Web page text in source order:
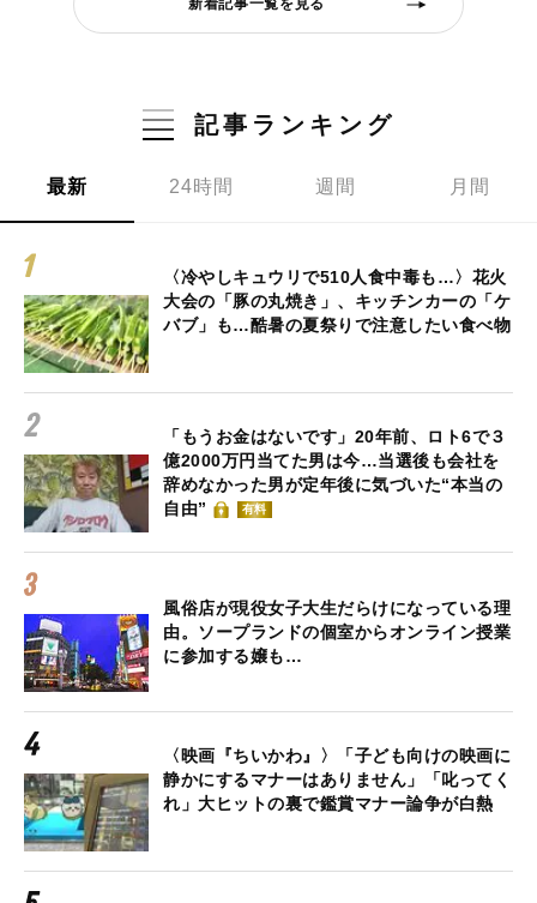
新着記事一覧を見る
記事ランキング
最新 24時間 週間 月間
〈冷やしキュウリで510人食中毒も…〉花火
大会の「豚の丸焼き」、キッチンカーの「ケ
バブ」も…酷暑の夏祭りで注意したい食べ物
「もうお金はないです」20年前、ロト6で３
億2000万円当てた男は今…当選後も会社を
辞めなかった男が定年後に気づいた“本当の
自由”
有料
風俗店が現役女子大生だらけになっている理
由。ソープランドの個室からオンライン授業
に参加する嬢も…
〈映画『ちいかわ』〉「子ども向けの映画に
静かにするマナーはありません」「叱ってく
れ」大ヒットの裏で鑑賞マナー論争が白熱